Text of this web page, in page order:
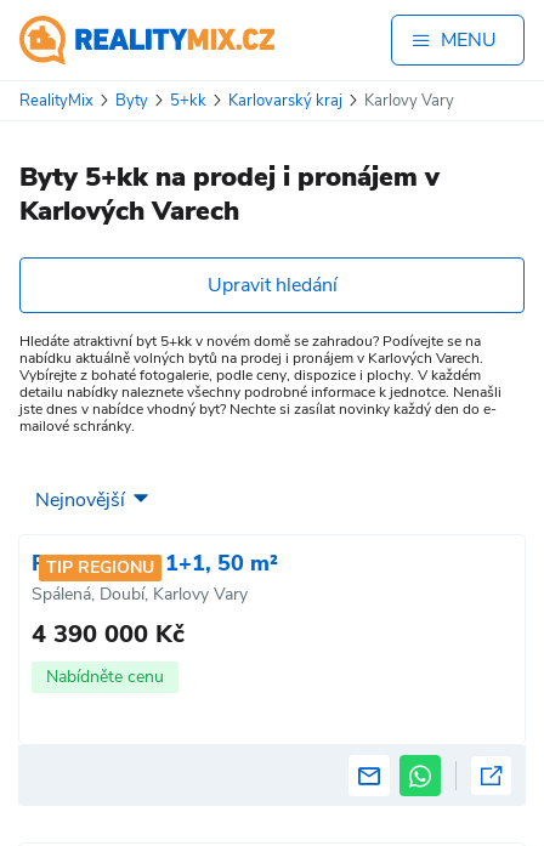
MENU
RealityMix Byty 5+kk Karlovarský kraj Karlovy Vary
Byty 5+kk na prodej i pronájem v
Karlových Varech
Upravit hledání
Hledáte atraktivní byt 5+kk v novém domě se zahradou? Podívejte se na
nabídku aktuálně volných bytů na prodej i pronájem v Karlových Varech.
Vybírejte z bohaté fotogalerie, podle ceny, dispozice i plochy. V každém
detailu nabídky naleznete všechny podrobné informace k jednotce. Nenašli
jste dnes v nabídce vhodný byt? Nechte si zasílat novinky každý den do e-
mailové schránky.
TIP REGIONU
Prodej bytu, 1+1, 50 m²
Spálená, Doubí, Karlovy Vary
4 390 000 Kč
Nabídněte cenu